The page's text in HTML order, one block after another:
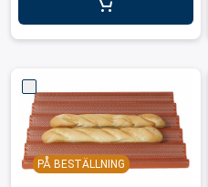
PÅ BESTÄLLNING